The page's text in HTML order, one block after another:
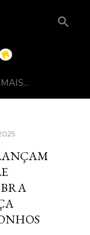
MAIS…